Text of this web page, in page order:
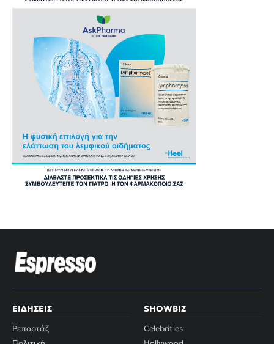
ΕΙΔΉΣΕΙΣ
Ρεπορτάζ
SHOWBIZ
Celebrities